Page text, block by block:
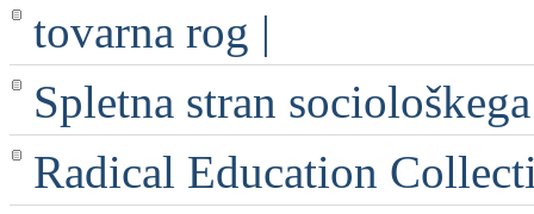
tovarna rog |
Spletna stran
Radical Education